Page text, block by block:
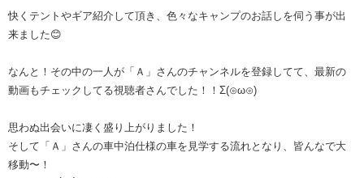
快くテントやギア紹介して頂き、色々なキャンプのお話しを伺う事が出
来ました😊
なんと！その中の一人が「Ａ」さんのチャンネルを登録してて、最新の
動画もチェックしてる視聴者さんでした！！Σ(⊙ω⊙)
思わぬ出会いに凄く盛り上がりました！
そして「Ａ」さんの車中泊仕様の車を見学する流れとなり、皆んなで大
移動〜！